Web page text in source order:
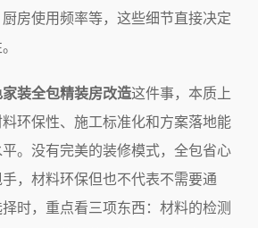
房使用频率等，这些细节直接决定
家装全包精装房改造这件事，本质上
环保性、施工标准化和方案落地能
。没有完美的装修模式，全包省心
，材料环保但也不代表不需要通
时，重点看三项东西：材料的检测